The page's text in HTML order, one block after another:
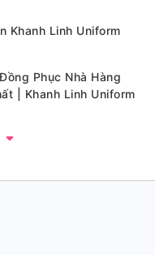
Khanh Linh Uniform
Phục Nhà Hàng
| Khanh Linh Uniform